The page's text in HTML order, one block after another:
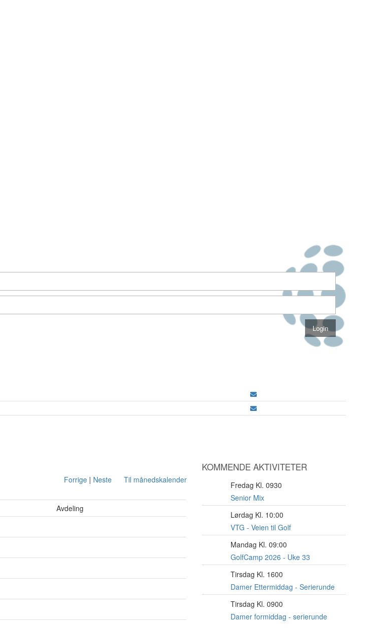
Forrige| Neste Til månedskalender
Avdeling
KOMMENDE AKTIVITETER
Fredag Kl. 0930
Senior Mix
Lørdag Kl. 10:00
VTG - Veien til Golf
Mandag Kl. 09:00
GolfCamp 2026 - Uke 33
Tirsdag Kl. 1600
Damer Ettermiddag - Serierunde
Tirsdag Kl. 0900
Damer formiddag - serierunde